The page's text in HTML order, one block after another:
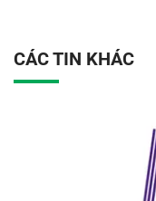
CÁC TIN KHÁC